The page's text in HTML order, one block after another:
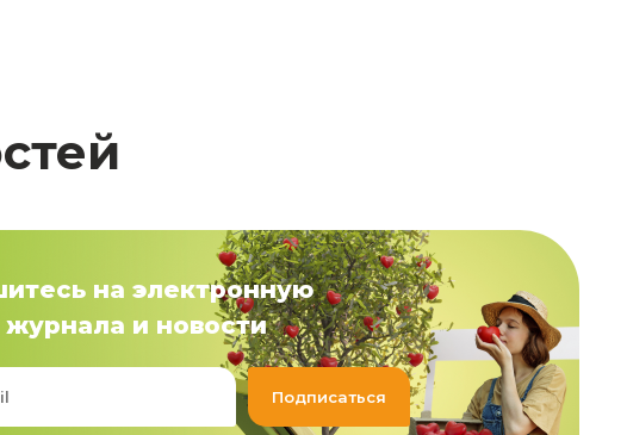
на электронную
и новости